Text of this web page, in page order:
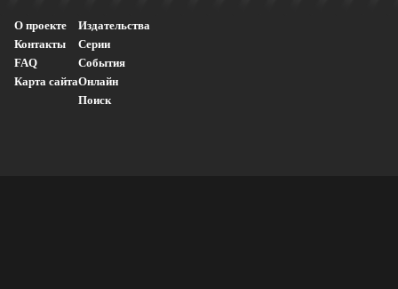
О проекте
Контакты
FAQ
Карта сайта
Издательства
Серии
События
Онлайн
Поиск